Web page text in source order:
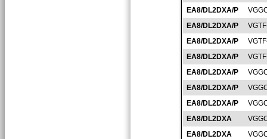
EA8/DL2DXA/P
EA8/DL2DXA/P
EA8/DL2DXA/P
EA8/DL2DXA/P
EA8/DL2DXA/P
EA8/DL2DXA/P
EA8/DL2DXA/P
EA8/DL2DXA
EA8/DL2DXA